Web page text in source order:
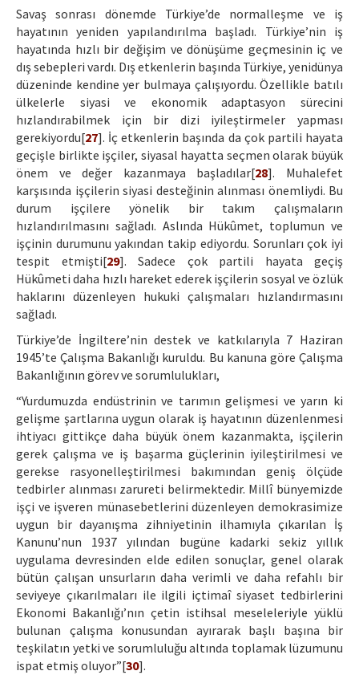
Savaş sonrası dönemde Türkiye’de normalleşme ve iş
hayatının yeniden yapılandırılma başladı. Türkiye’nin iş
hayatında hızlı bir değişim ve dönüşüme geçmesinin iç ve
dış sebepleri vardı. Dış etkenlerin başında Türkiye, yenidünya
düzeninde kendine yer bulmaya çalışıyordu. Özellikle batılı
ülkelerle siyasi ve ekonomik adaptasyon sürecini
hızlandırabilmek için bir dizi iyileştirmeler yapması
gerekiyordu[27]. İç etkenlerin başında da çok partili hayata
geçişle birlikte işçiler, siyasal hayatta seçmen olarak büyük
önem ve değer kazanmaya başladılar[28]. Muhalefet
karşısında işçilerin siyasi desteğinin alınması önemliydi. Bu
durum işçilere yönelik bir takım çalışmaların
hızlandırılmasını sağladı. Aslında Hükûmet, toplumun ve
işçinin durumunu yakından takip ediyordu. Sorunları çok iyi
tespit etmişti[29]. Sadece çok partili hayata geçiş
Hükûmeti daha hızlı hareket ederek işçilerin sosyal ve özlük
haklarını düzenleyen hukuki çalışmaları hızlandırmasını
sağladı.
Türkiye’de İngiltere’nin destek ve katkılarıyla 7 Haziran
1945’te Çalışma Bakanlığı kuruldu. Bu kanuna göre Çalışma
Bakanlığının görev ve sorumlulukları,
“Yurdumuzda endüstrinin ve tarımın gelişmesi ve yarın ki
gelişme şartlarına uygun olarak iş hayatının düzenlenmesi
ihtiyacı gittikçe daha büyük önem kazanmakta, işçilerin
gerek çalışma ve iş başarma güçlerinin iyileştirilmesi ve
gerekse rasyonelleştirilmesi bakımından geniş ölçüde
tedbirler alınması zarureti belirmektedir. Millî bünyemizde
işçi ve işveren münasebetlerini düzenleyen demokrasimize
uygun bir dayanışma zihniyetinin ilhamıyla çıkarılan İş
Kanunu’nun 1937 yılından bugüne kadarki sekiz yıllık
uygulama devresinden elde edilen sonuçlar, genel olarak
bütün çalışan unsurların daha verimli ve daha refahlı bir
seviyeye çıkarılmaları ile ilgili içtimaî siyaset tedbirlerini
Ekonomi Bakanlığı’nın çetin istihsal meseleleriyle yüklü
bulunan çalışma konusundan ayırarak başlı başına bir
teşkilatın yetki ve sorumluluğu altında toplamak lüzumunu
ispat etmiş oluyor”[30].